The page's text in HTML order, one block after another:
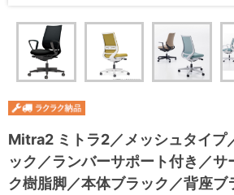
Mitra2 ミトラ2／メッシュタイプ
ック／ランバーサポート付き／サ
ク樹脂脚／本体ブラック／背座ブ